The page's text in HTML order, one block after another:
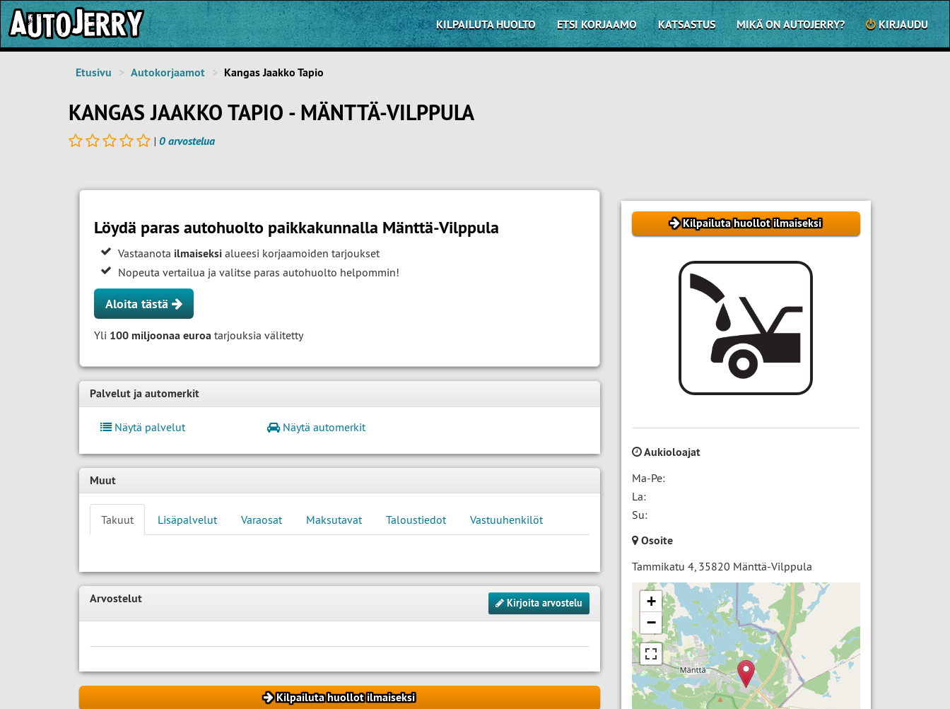
KILPAILUTA HUOLTO ETSI KORJAAMO KATSASTUS MIKÄ ON AUTOJERRY? KIRJAUDU
Etusivu Autokorjaamot Kangas Jaakko Tapio
KANGAS JAAKKO TAPIO - MÄNTTÄ-VILPPULA
| 0 arvostelua
Kilpailuta huollot ilmaiseksi
Aukioloajat
Ma-Pe:
La:
Su:
Osoite
Tammikatu 4, 35820 Mänttä-Vilppula
+
−
Löydä paras autohuolto paikkakunnalla Mänttä-Vilppula
Vastaanota ilmaiseksi alueesi korjaamoiden tarjoukset
Nopeuta vertailua ja valitse paras autohuolto helpommin!
Aloita tästä
Yli 100 miljoonaa euroa tarjouksia välitetty
Palvelut ja automerkit
Näytä palvelut Näytä automerkit
Muut
Takuut Lisäpalvelut Varaosat Maksutavat Taloustiedot Vastuuhenkilöt
Arvostelut Kirjoita arvostelu
Kilpailuta huollot ilmaiseksi